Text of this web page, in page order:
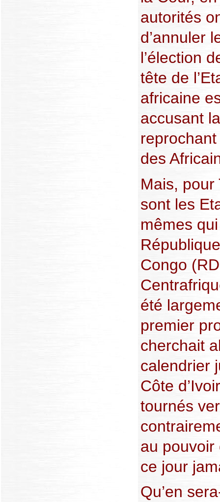
autorités
d’annuler
l’élection
tête de
africaine
accusant
des
Mais, pour
sont les
mêmes
Congo
été
premier
cherchait
calendrier
Côte
tournés
au pouvoir
ce jour
Qu’en